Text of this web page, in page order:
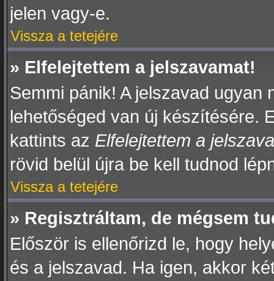
jelen vagy-e.
Vissza a tetejére
» Elfelejtettem a jelszavamat!
Semmi pánik! A jelszavad ugyan
lehetőséged van új készítésére.
kattints az Elfelejtettem a
rövid belül újra be kell tudnod
Vissza a tetejére
» Regisztráltam, de mégsem
Először is ellenőrizd le, hogy
és a jelszavad. Ha igen, akkor